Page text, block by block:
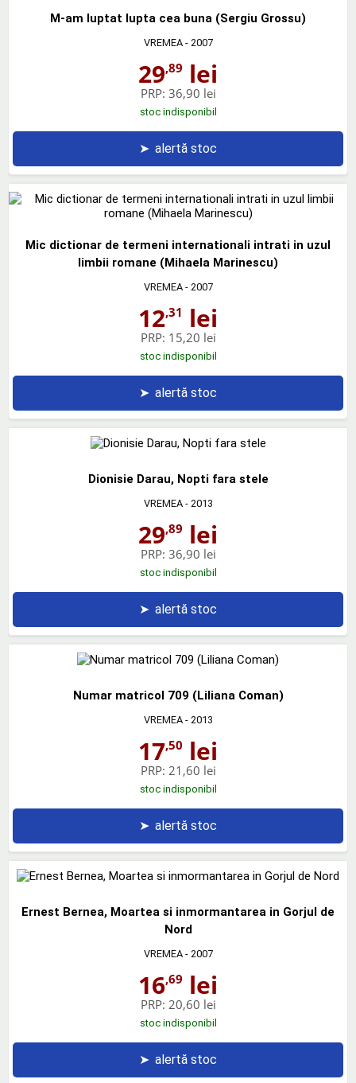
M-am luptat lupta cea buna (Sergiu Grossu)
VREMEA- 2007
29,89 lei
PRP: 36,90 lei
stoc indisponibil
➤ alertă stoc
Mic dictionar de termeni internationali intrati in uzul
limbii romane (Mihaela Marinescu)
VREMEA- 2007
12,31 lei
PRP: 15,20 lei
stoc indisponibil
➤ alertă stoc
Dionisie Darau, Nopti fara stele
VREMEA- 2013
29,89 lei
PRP: 36,90 lei
stoc indisponibil
➤ alertă stoc
Numar matricol 709 (Liliana Coman)
VREMEA- 2013
17,50 lei
PRP: 21,60 lei
stoc indisponibil
➤ alertă stoc
Ernest Bernea, Moartea si inmormantarea in Gorjul de
Nord
VREMEA- 2007
16,69 lei
PRP: 20,60 lei
stoc indisponibil
➤ alertă stoc